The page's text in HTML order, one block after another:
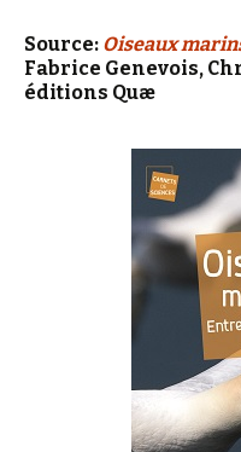
Source: Oiseaux
Fabrice Genevois,
éditions Quæ